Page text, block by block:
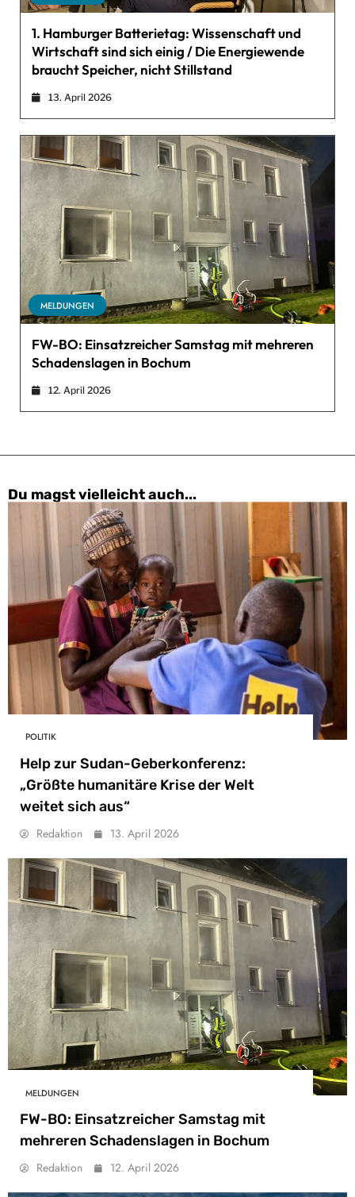
1. Hamburger Batterietag: Wissenschaft und
Wirtschaft sind sich einig / Die Energiewende
braucht Speicher, nicht Stillstand
13. April 2026
MELDUNGEN
FW-BO: Einsatzreicher Samstag mit mehreren
Schadenslagen in Bochum
12. April 2026
Du magst vielleicht auch...
POLITIK
Help zur Sudan-Geberkonferenz:
„Größte humanitäre Krise der Welt
weitet sich aus“
Redaktion 13. April 2026
MELDUNGEN
FW-BO: Einsatzreicher Samstag mit
mehreren Schadenslagen in Bochum
Redaktion 12. April 2026